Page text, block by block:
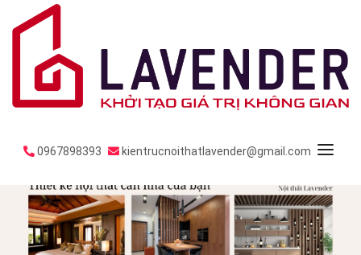
0967898393 kientrucnoithatlavender@gmail.com